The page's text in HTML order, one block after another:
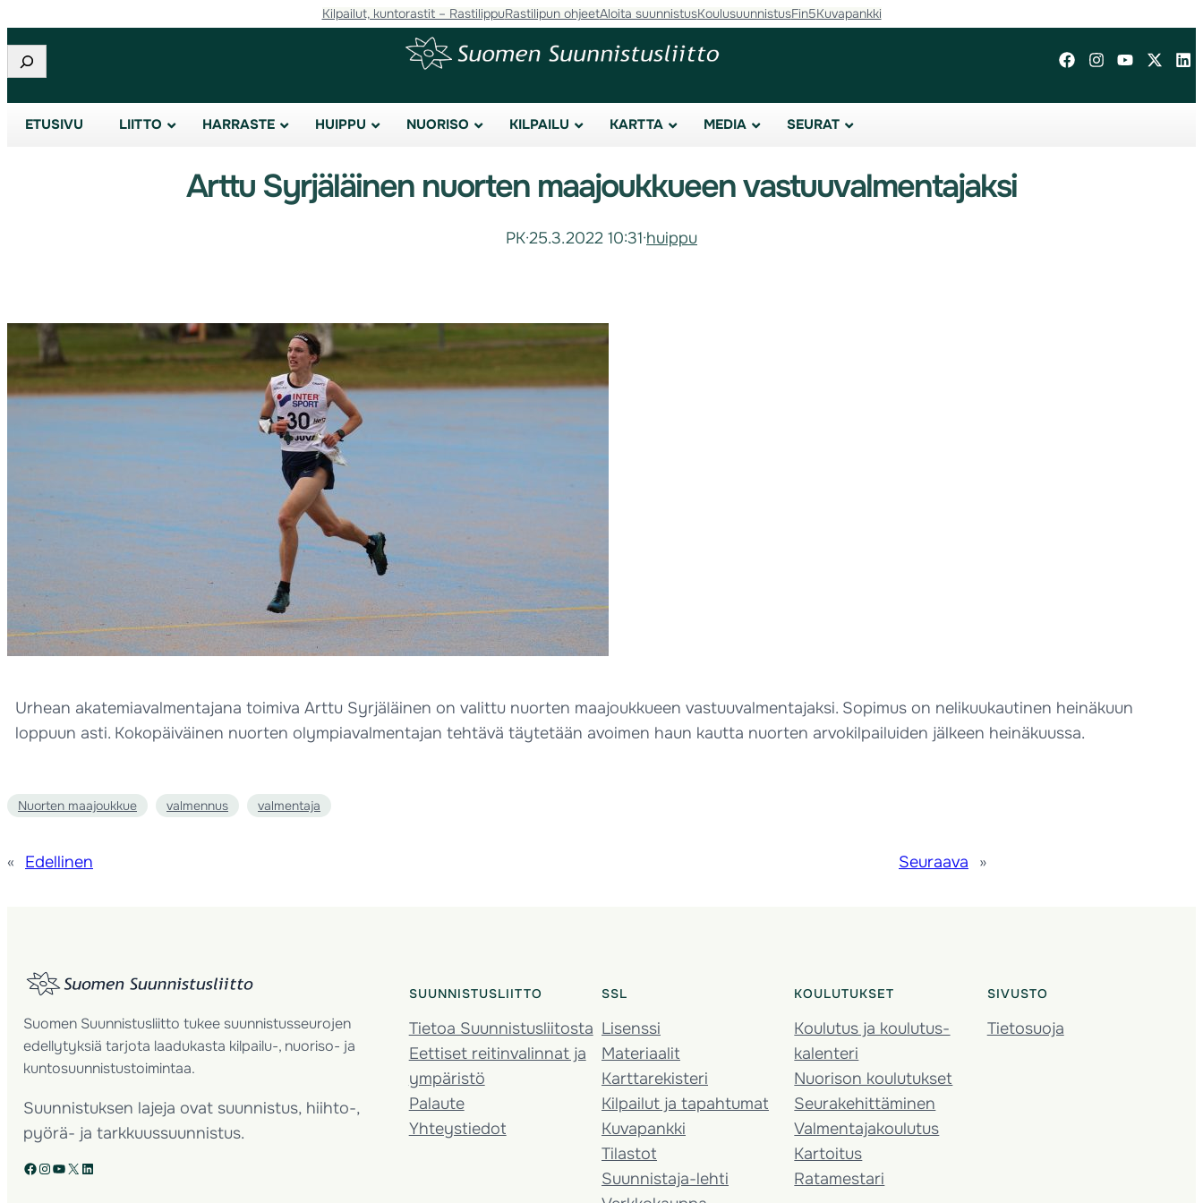
Kilpailut, kuntorastit – RastilippuRastilipun ohjeetAloita suunnistusKoulusuunnistusFin5Kuvapankki
Etsi
ETUSIVU LIITTO HARRASTE HUIPPU NUORISO KILPAILU KARTTA MEDIA SEURAT
Arttu Syrjäläinen nuorten maajoukkueen vastuuvalmentajaksi
PK·25.3.2022 10:31·huippu
Urhean akatemiavalmentajana toimiva Arttu Syrjäläinen on valittu nuorten maajoukkueen vastuuvalmentajaksi. Sopimus on nelikuukautinen heinäkuun
loppuun asti. Kokopäiväinen nuorten olympiavalmentajan tehtävä täytetään avoimen haun kautta nuorten arvokilpailuiden jälkeen heinäkuussa.
Nuorten maajoukkue valmennus valmentaja
« Edellinen Seuraava »
Suomen Suunnistusliitto tukee suunnistusseurojen
edellytyksiä tarjota laadukasta kilpailu-, nuoriso- ja
kuntosuunnistustoimintaa.
Suunnistuksen lajeja ovat suunnistus, hiihto-,
pyörä- ja tarkkuussuunnistus.
Facebook Instagram YouTube X LinkedIn
SUUNNISTUSLIITTO
Tietoa Suunnistusliitosta
Eettiset reitinvalinnat ja
ympäristö
Palaute
Yhteystiedot
SSL
Lisenssi
Materiaalit
Karttarekisteri
Kilpailut ja tapahtumat
Kuvapankki
Tilastot
Suunnistaja-lehti
KOULUTUKSET
Koulutus ja koulutus­
kalenteri
Nuorison koulutukset
Seura­kehittäminen
Valmentaja­koulutus
Kartoitus
Ratamestari
SIVUSTO
Tietosuoja